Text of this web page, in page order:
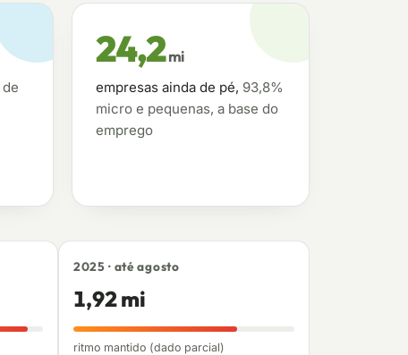
de
24,2mi
empresas ainda de pé, 93,8%
micro e pequenas, a base do
emprego
2025 · até agosto
1,92 mi
ritmo mantido (dado parcial)